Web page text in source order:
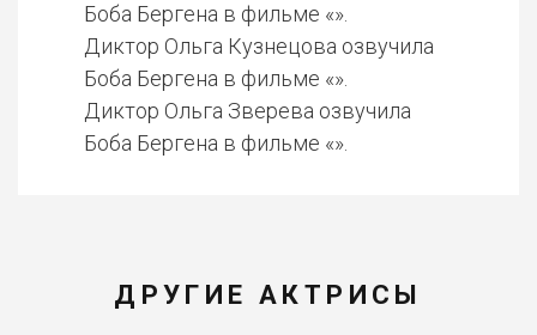
Боба Бергена в фильме «».
Диктор Ольга Кузнецова озвучила
Боба Бергена в фильме «».
Диктор Ольга Зверева озвучила
Боба Бергена в фильме «».
ДРУГИЕ АКТРИСЫ